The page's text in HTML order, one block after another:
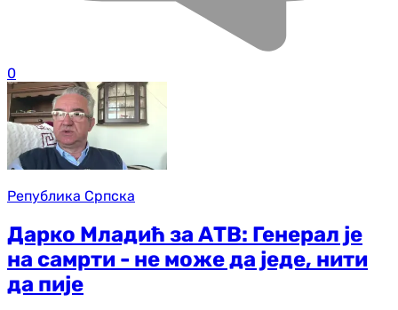
0
Република Српска
Дарко Младић за АТВ: Генерал је
на самрти - не може да једе, нити
да пије